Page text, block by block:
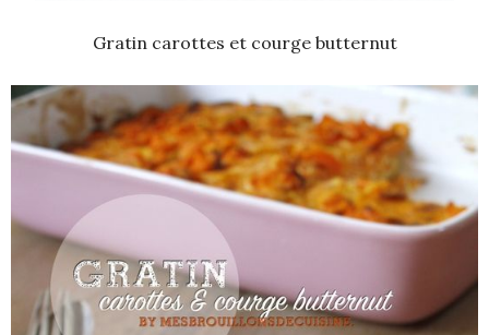
Gratin carottes et courge butternut